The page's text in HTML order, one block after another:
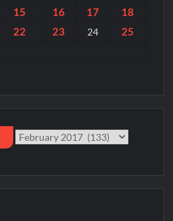
15 16 17
18
22 23 24
25
Archives/E-